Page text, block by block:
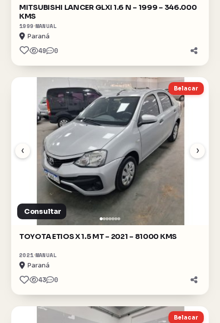
MITSUBISHI LANCER GLXI 1.6 N – 1999 – 346.000
KMS
1999 MANUAL
Paraná
49 0
‹ ›
Belacar
Consultar
TOYOTA ETIOS X 1.5 MT – 2021 – 81000 KMS
2021 MANUAL
Paraná
43 0
Belacar